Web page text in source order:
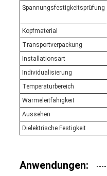
Spannungsfestigkeitsprüfung
Kopfmaterial
Transportverpackung
Installationsart
Individualisierung
Temperaturbereich
Wärmeleitfähigkeit
Aussehen
Dielektrische Festigkeit
Anwendungen: